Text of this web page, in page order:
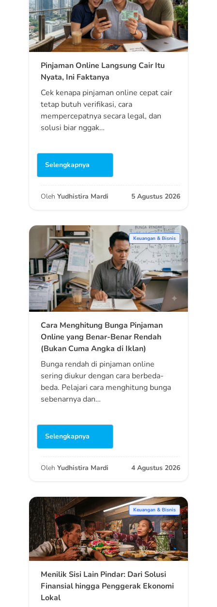
Pinjaman Online Langsung Cair Itu
Nyata, Ini Faktanya
Cek kenapa pinjaman online cepat cair
tetap butuh verifikasi, cara
mempercepatnya secara legal, dan
solusi biar nggak…
Selengkapnya
Oleh Yudhistira Mardi 5 Agustus 2026
Keuangan & Bisnis
Cara Menghitung Bunga Pinjaman
Online yang Benar-Benar Rendah
(Bukan Cuma Angka di Iklan)
Bunga rendah di pinjaman online
sering diukur dengan cara berbeda-
beda. Pelajari cara menghitung bunga
sebenarnya dan…
Selengkapnya
Oleh Yudhistira Mardi 4 Agustus 2026
Keuangan & Bisnis
Menilik Sisi Lain Pindar: Dari Solusi
Finansial hingga Penggerak Ekonomi
Lokal